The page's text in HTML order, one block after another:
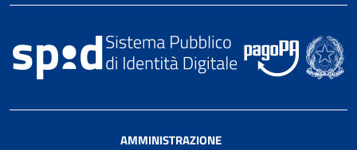
AMMINISTRAZIONE